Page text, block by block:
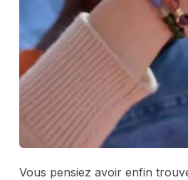
Vous pensiez avoir enfin